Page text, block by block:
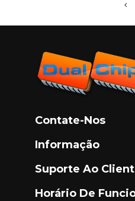
Contate-Nos
Informação
Suporte Ao
Horário De